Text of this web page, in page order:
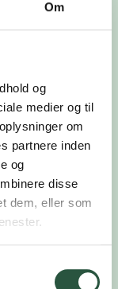
Om
og
medier og til
om
partnere inden
og
disse
dem, eller som
den gode
Du bliver
der findes, og
– Webinar